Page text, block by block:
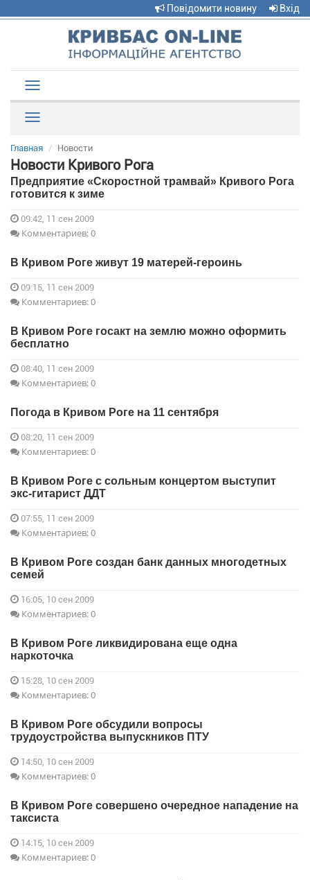
Повідомити новину Вхід
navigation
Главная Новости
Новости Кривого Рога
Предприятие «Скоростной трамвай» Кривого Рога
готовится к зиме
09:42, 11 сен 2009
Комментариев: 0
В Кривом Роге живут 19 матерей-героинь
09:15, 11 сен 2009
Комментариев: 0
В Кривом Роге госакт на землю можно оформить
бесплатно
08:40, 11 сен 2009
Комментариев: 0
Погода в Кривом Роге на 11 сентября
08:20, 11 сен 2009
Комментариев: 0
В Кривом Роге с сольным концертом выступит
экс-гитарист ДДТ
07:55, 11 сен 2009
Комментариев: 0
В Кривом Роге создан банк данных многодетных
семей
16:05, 10 сен 2009
Комментариев: 0
В Кривом Роге ликвидирована еще одна
наркоточка
15:28, 10 сен 2009
Комментариев: 0
В Кривом Роге обсудили вопросы
трудоустройства выпускников ПТУ
14:50, 10 сен 2009
Комментариев: 0
В Кривом Роге совершено очередное нападение на
таксиста
14:15, 10 сен 2009
Комментариев: 0